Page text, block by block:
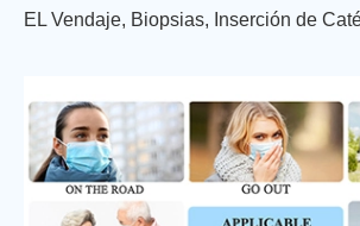
EL Vendaje, Biopsias, Inserción de
infecciones respiratorias, tuberculosis
precauciones de contacto), trabajo de
medicina de emergencia, medicina
enseñanza y formación